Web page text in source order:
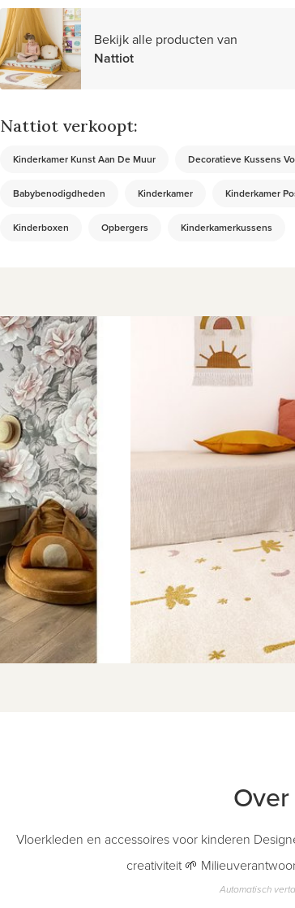
Bekijk alle producten van
Nattiot
Nattiot verkoopt:
Kinderkamer Kunst Aan De Muur Decoratieve Kussens
Babybenodigdheden Kinderkamer Kinderkamer
Kinderboxen Opbergers Kinderkamerkussens
Vloerkleden en accessoires voor kinderen
creativiteit 🌱
Automatisch